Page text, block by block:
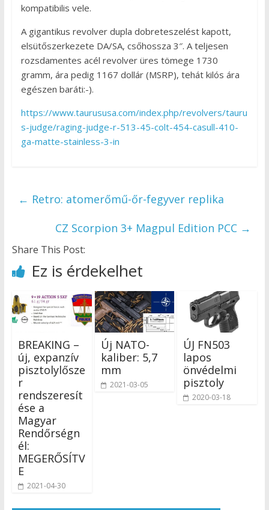
kompatibilis vele.
A gigantikus revolver dupla dobreteszelést kapott,
elsütőszerkezete DA/SA, csőhossza 3″. A teljesen
rozsdamentes acél revolver üres tömege 1730
gramm, ára pedig 1167 dollár (MSRP), tehát kilós ára
egészen baráti:-).
https://www.taurususa.com/index.php/revolvers/tauru
s-judge/raging-judge-r-513-45-colt-454-casull-410-
ga-matte-stainless-3-in
← Retro: atomerőmű-őr-fegyver replika
CZ Scorpion 3+ Magpul Edition PCC →
Share This Post:
Ez is érdekelhet
BREAKING –
új, expanzív
pisztolylősze
r
rendszeresít
ése a
Magyar
Rendőrségn
él:
MEGERŐSÍTV
E
2021-04-30
Új NATO-
kaliber: 5,7
mm
2021-03-05
ÚJ FN503
lapos
önvédelmi
pisztoly
2020-03-18